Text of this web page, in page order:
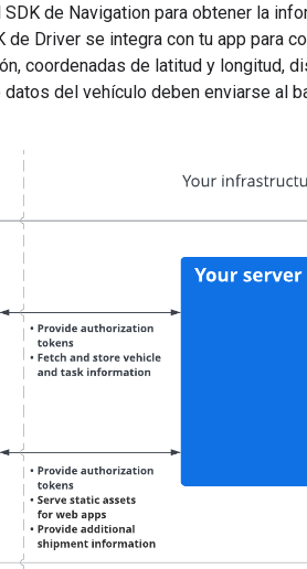
SDK de Navigation para obtener la
de Driver se integra con tu app para
coordenadas de latitud y longitud,
datos del vehículo deben enviarse al